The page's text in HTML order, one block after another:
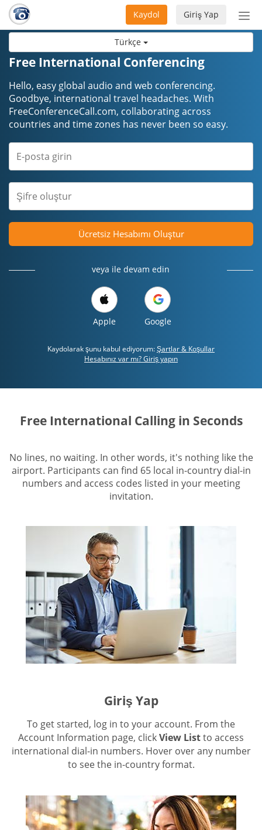
Türkçe
aç/
Giriş Yap
Kaydol
Free International Conferencing
Hello, easy global audio and web conferencing.
Goodbye, international travel headaches. ​​​​​​​With
FreeConferenceCall.com, collaborating across
countries and time zones has never been so easy.
Ücretsiz Hesabımı Oluştur
veya ile devam edin
Apple Google
Kaydolarak şunu kabul ediyorum:Şartlar & Koşullar
Hesabınız var mı? Giriş yapın
Free International Calling in Seconds
No lines, no waiting. In other words, it's nothing like the
airport. Participants can find 65 local in-country dial-in
numbers and access codes listed in your meeting
invitation.
Giriş Yap
To get started, log in to your account. From the
Account Information page, clickView Listto access
international dial-in numbers. Hover over any number
to see the in-country format.